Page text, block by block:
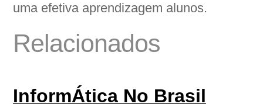
uma efetiva aprendizagem alunos.
Relacionados
InformÁtica No Brasil